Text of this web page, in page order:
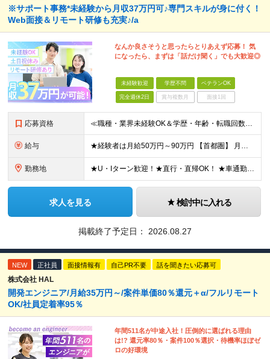
※サポート事務*未経験から月収37万円可♪専門スキルが身に付く！
Web面接＆リモート研修も充実♪/a
なんか良さそうと思ったらとりあえず応募！ 気
になったら、まずは「話だけ聞く」でも大歓迎◎
未経験歓迎 学歴不問 ベテランOK
完全週休2日 賞与複数月 面接1回
応募資格 ≪職種・業界未経験OK＆学歴・年齢・転職回数不問≫ ◆第二新卒歓迎 ◆社会人経験不問 ◆資格不問 ※新卒の方もご応募可能 （待遇・募集要項等は別途ご案内いたします） ※入社時期は柔軟に対応します！半年
給与 ★経験者は月給50万円～90万円 【首都圏】 月給30万1230円〜 ⇒基本22万7000円+地域6万4230円+皆勤1万円 【群馬/栃木/茨城】 月給28万1090円〜 ⇒基本23万4000円+
勤務地 ★U・Iターン歓迎！★直行・直帰OK！ ★車通勤可能のエリアもあり！★出張なしの働き方も可能 全国47都道府県の各プロジェクト（転勤なし！勤務地に対する希望も実現可能！） 「自宅から1時間以内で通え
求人を見る 検討中に入れる
掲載終了予定日： 2026.08.27
NEW 正社員 面接情報有 自己PR不要 話を聞きたい応募可
株式会社 HAL
開発エンジニア/月給35万円～/案件単価80％還元＋α/フルリモート
OK/社員定着率95％
年間511名が中途入社！圧倒的に選ばれる理由
は!? 還元率80％・案件100％選択・待機率ほぼゼ
ロの好環境